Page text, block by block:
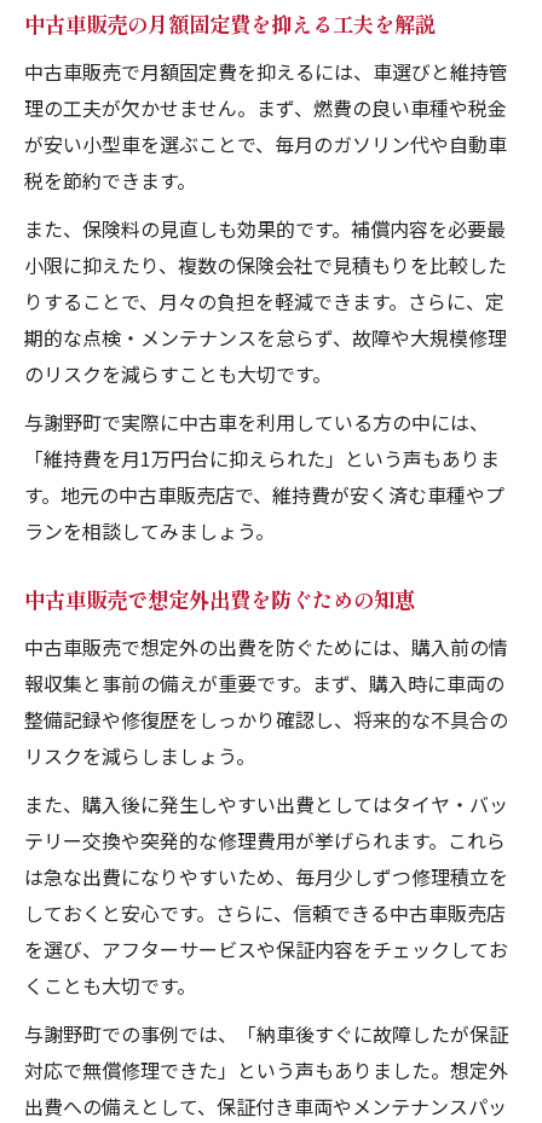
中古車販売の月額固定費を抑える工夫を解説
中古車販売で月額固定費を抑えるには、車選びと維持管
理の工夫が欠かせません。まず、燃費の良い車種や税金
が安い小型車を選ぶことで、毎月のガソリン代や自動車
税を節約できます。
また、保険料の見直しも効果的です。補償内容を必要最
小限に抑えたり、複数の保険会社で見積もりを比較した
りすることで、月々の負担を軽減できます。さらに、定
期的な点検・メンテナンスを怠らず、故障や大規模修理
のリスクを減らすことも大切です。
与謝野町で実際に中古車を利用している方の中には、
「維持費を月1万円台に抑えられた」という声もありま
す。地元の中古車販売店で、維持費が安く済む車種やプ
ランを相談してみましょう。
中古車販売で想定外出費を防ぐための知恵
中古車販売で想定外の出費を防ぐためには、購入前の情
報収集と事前の備えが重要です。まず、購入時に車両の
整備記録や修復歴をしっかり確認し、将来的な不具合の
リスクを減らしましょう。
また、購入後に発生しやすい出費としてはタイヤ・バッ
テリー交換や突発的な修理費用が挙げられます。これら
は急な出費になりやすいため、毎月少しずつ修理積立を
しておくと安心です。さらに、信頼できる中古車販売店
を選び、アフターサービスや保証内容をチェックしてお
くことも大切です。
与謝野町での事例では、「納車後すぐに故障したが保証
対応で無償修理できた」という声もありました。想定外
出費への備えとして、保証付き車両やメンテナンスパッ